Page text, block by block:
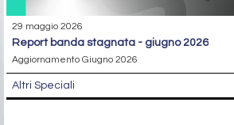
29 maggio 2026
report banda stagnata - giugno 2026
Aggiornamento Giugno 2026
Altri Speciali